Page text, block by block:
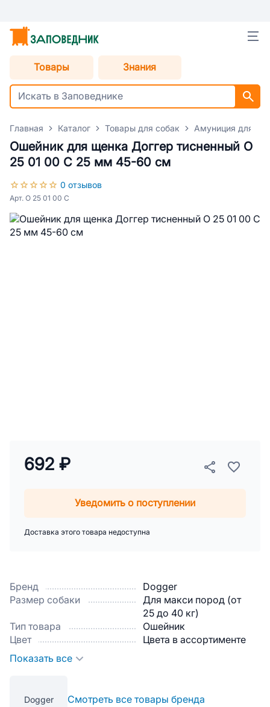
Товары Знания
Главная Каталог Товары для собак Амуниция для
Ошейник для щенка Доггер тисненный О
25 01 00 C 25 мм 45-60 см
0 отзывов
Арт. О 25 01 00 C
Бренд
Dogger
Размер собаки
Для макси пород (от
25 до 40 кг)
Тип товара
Ошейник
Цвет
Цвета в ассортименте
Показать все
Dogger Смотреть все товары бренда
692 ₽
Уведомить о поступлении
Доставка этого товара недоступна